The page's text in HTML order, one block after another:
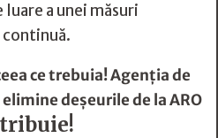
a unei măsuri
ce trebuia! Agenţia de
deşeurile de la ARO